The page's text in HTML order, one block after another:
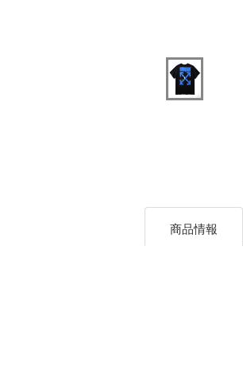
商品情報